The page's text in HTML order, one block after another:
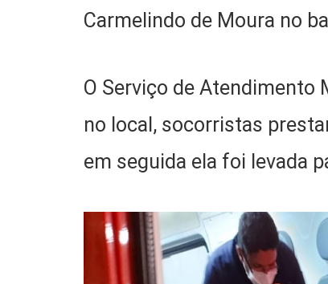
Carmelindo de Moura no
O Serviço de Atendimento
no local, socorristas
em seguida ela foi levada